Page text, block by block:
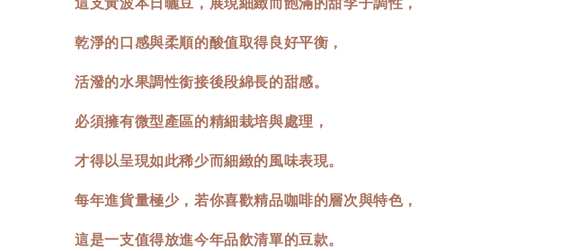
乾淨的口感與柔順的酸值取得良好平衡，
活潑的水果調性銜接後段綿長的甜感。
必須擁有微型產區的精細栽培與處理，
才得以呈現如此稀少而細緻的風味表現。
每年進貨量極少，若你喜歡精品咖啡的層次與特色，
這是一支值得放進今年品飲清單的豆款。